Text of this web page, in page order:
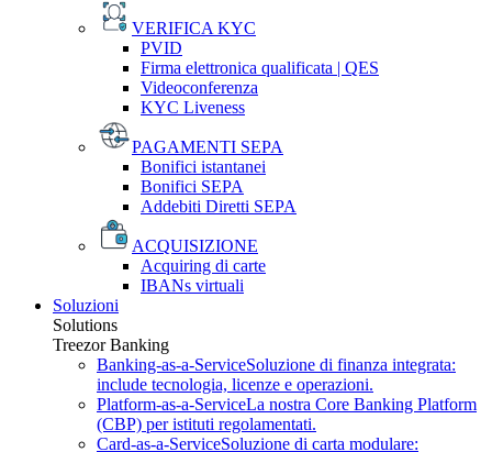
VERIFICA KYC
PVID
Firma elettronica qualificata | QES
Videoconferenza
KYC Liveness
PAGAMENTI SEPA
Bonifici istantanei
Bonifici SEPA
Addebiti Diretti SEPA
ACQUISIZIONE
Acquiring di carte
IBANs virtuali
Soluzioni
Solutions
Treezor Banking
Banking-as-a-ServiceSoluzione di finanza integrata:
include tecnologia, licenze e operazioni.
Platform-as-a-ServiceLa nostra Core Banking Platform
(CBP) per istituti regolamentati.
Card-as-a-ServiceSoluzione di carta modulare: